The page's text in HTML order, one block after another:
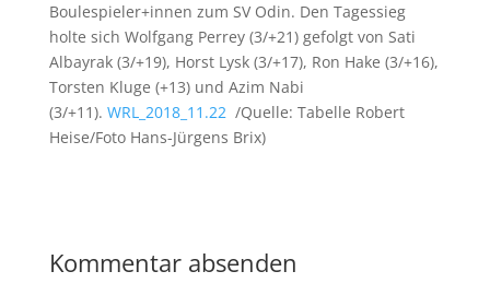
Boulespieler+innen zum SV Odin. Den Tagessieg
holte sich Wolfgang Perrey (3/+21) gefolgt von Sati
Albayrak (3/+19), Horst Lysk (3/+17), Ron Hake (3/+16),
Torsten Kluge (+13) und Azim Nabi
(3/+11). WRL_2018_11.22/Quelle: Tabelle Robert
Heise/Foto Hans-Jürgens Brix)
Kommentar absenden